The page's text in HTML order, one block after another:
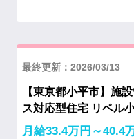
最終更新：2026/03/13
【東京都小平市】施
ス対応型住宅 リベル
月給33.4万円～40.4